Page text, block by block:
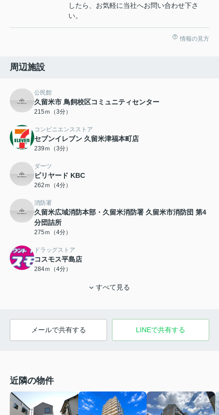
したら、お気軽に当社へお問い合わせ下さ
い。
情報の見方
周辺施設
公民館
久留米市 鳥飼校区コミュニティセンター
215ｍ（3分）
コンビニエンスストア
セブンイレブン 久留米津福本町店
239ｍ（3分）
ダーツ
ビリヤード KBC
262ｍ（4分）
消防署
久留米広域消防本部・久留米消防署 久留米市消防団 第4
分団詰所
275ｍ（4分）
ドラッグストア
コスモス平島店
284ｍ（4分）
すべて見る
メールで共有する LINEで共有する
近隣の物件